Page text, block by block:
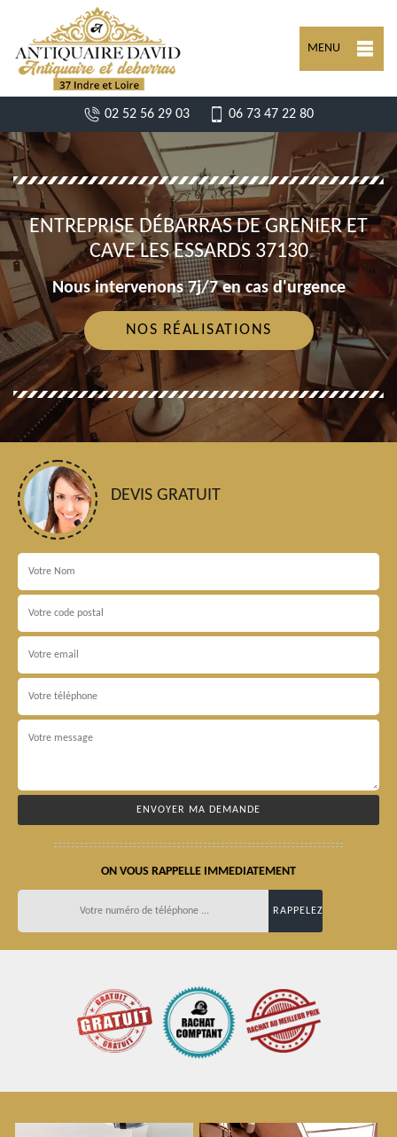
MENU
02 52 56 29 03 06 73 47 22 80
ENTREPRISE DÉBARRAS DE GRENIER ET
CAVE LES ESSARDS 37130
Nous intervenons 7j/7 en cas d'urgence
NOS RÉALISATIONS
DEVIS GRATUIT
ON VOUS RAPPELLE IMMEDIATEMENT